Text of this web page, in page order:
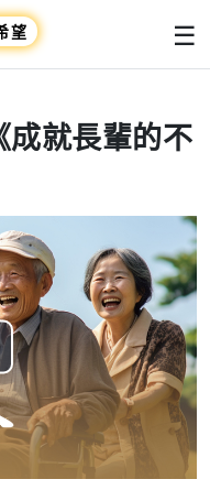
望 ☰
就長輩的不